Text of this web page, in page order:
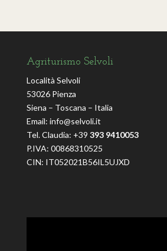
Agriturismo Selvoli
Località Selvoli
53026 Pienza
Siena – Toscana – Italia
Email: info@selvoli.it
Tel. Claudia: +39 393 9410053
P.IVA: 00868310525
CIN: IT052021B56IL5UJXD